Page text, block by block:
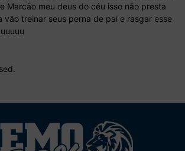
Marcão meu deus do céu isso não presta
vão treinar seus perna de pai e rasgar esse